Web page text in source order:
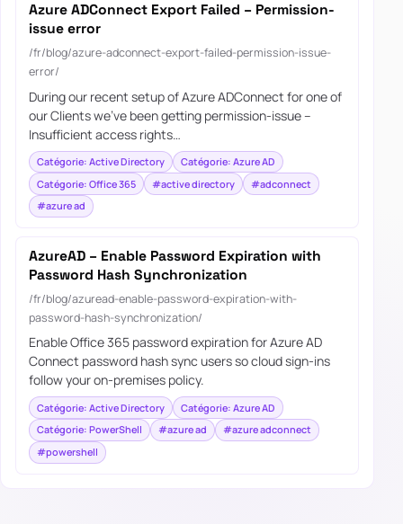
Azure ADConnect Export Failed – Permission-
issue error
/fr/blog/azure-adconnect-export-failed-permission-issue-
error/
During our recent setup of Azure ADConnect for one of
our Clients we’ve been getting permission-issue –
Insufficient access rights…
Catégorie: Active Directory
Catégorie: Azure AD
Catégorie: Office 365
#active directory
#adconnect
#azure ad
AzureAD – Enable Password Expiration with
Password Hash Synchronization
/fr/blog/azuread-enable-password-expiration-with-
password-hash-synchronization/
Enable Office 365 password expiration for Azure AD
Connect password hash sync users so cloud sign-ins
follow your on-premises policy.
Catégorie: Active Directory
Catégorie: Azure AD
Catégorie: PowerShell
#azure ad
#azure adconnect
#powershell